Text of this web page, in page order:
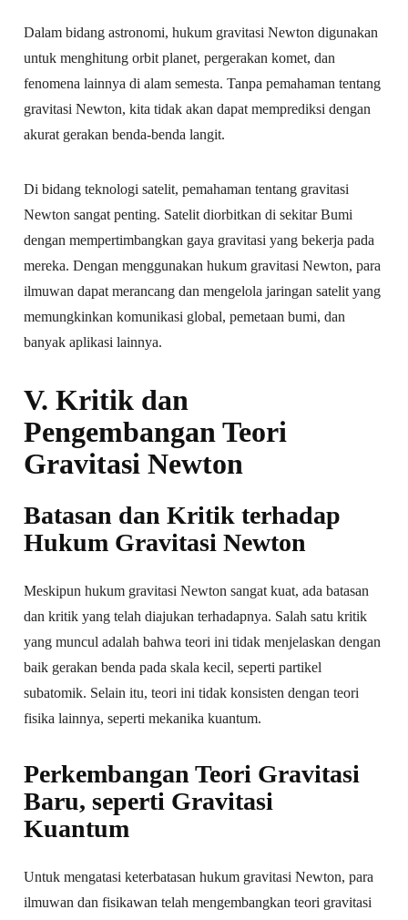
Dalam bidang astronomi, hukum gravitasi Newton digunakan
untuk menghitung orbit planet, pergerakan komet, dan
fenomena lainnya di alam semesta. Tanpa pemahaman tentang
gravitasi Newton, kita tidak akan dapat memprediksi dengan
akurat gerakan benda-benda langit.
Di bidang teknologi satelit, pemahaman tentang gravitasi
Newton sangat penting. Satelit diorbitkan di sekitar Bumi
dengan mempertimbangkan gaya gravitasi yang bekerja pada
mereka. Dengan menggunakan hukum gravitasi Newton, para
ilmuwan dapat merancang dan mengelola jaringan satelit yang
memungkinkan komunikasi global, pemetaan bumi, dan
banyak aplikasi lainnya.
V. Kritik dan
Pengembangan Teori
Gravitasi Newton
Batasan dan Kritik terhadap
Hukum Gravitasi Newton
Meskipun hukum gravitasi Newton sangat kuat, ada batasan
dan kritik yang telah diajukan terhadapnya. Salah satu kritik
yang muncul adalah bahwa teori ini tidak menjelaskan dengan
baik gerakan benda pada skala kecil, seperti partikel
subatomik. Selain itu, teori ini tidak konsisten dengan teori
fisika lainnya, seperti mekanika kuantum.
Perkembangan Teori Gravitasi
Baru, seperti Gravitasi
Kuantum
Untuk mengatasi keterbatasan hukum gravitasi Newton, para
ilmuwan dan fisikawan telah mengembangkan teori gravitasi